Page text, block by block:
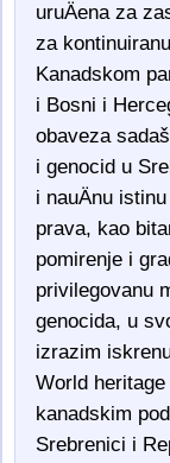
uruÄena za
za
Kanadskom
i Bosni i
obaveza
i genocid u
i nauÄnu
prava, kao
pomirenje i
privilegovanu
genocida, u
izrazim
World heritage
kanadskim
Srebrenici i